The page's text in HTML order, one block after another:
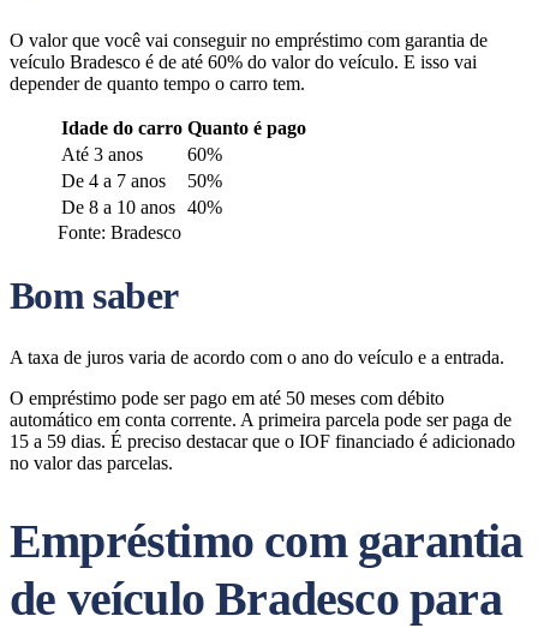
O valor que você vai conseguir no empréstimo com garantia de
veículo Bradesco é de até 60% do valor do veículo. E isso vai
depender de quanto tempo o carro tem.
Idade do carro Quanto é pago
Até 3 anos
60%
De 4 a 7 anos
50%
De 8 a 10 anos 40%
Fonte: Bradesco
Bom saber
A taxa de juros varia de acordo com o ano do veículo e a entrada.
O empréstimo pode ser pago em até 50 meses com débito
automático em conta corrente. A primeira parcela pode ser paga de
15 a 59 dias. É preciso destacar que o IOF financiado é adicionado
no valor das parcelas.
Empréstimo com garantia
de veículo Bradesco para